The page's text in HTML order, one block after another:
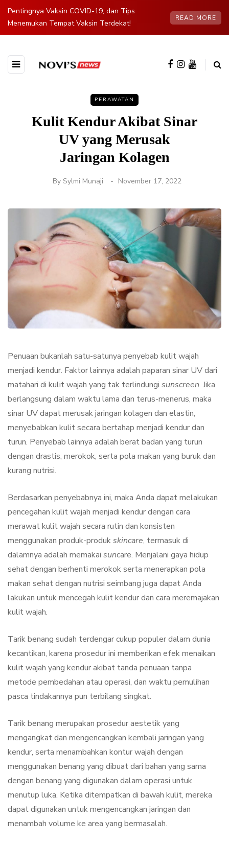
Pentingnya Vaksin COVID-19, dan Tips
Menemukan Tempat Vaksin Terdekat!
READ MORE
PERAWATAN
Kulit Kendur Akibat Sinar
UV yang Merusak
Jaringan Kolagen
By Sylmi Munaji November 17, 2022
Penuaan bukanlah satu-satunya penyebab kulit wajah
menjadi kendur. Faktor lainnya adalah paparan sinar UV dari
matahari di kulit wajah yang tak terlindungi sunscreen. Jika
berlangsung dalam waktu lama dan terus-menerus, maka
sinar UV dapat merusak jaringan kolagen dan elastin,
menyebabkan kulit secara bertahap menjadi kendur dan
turun. Penyebab lainnya adalah berat badan yang turun
dengan drastis, merokok, serta pola makan yang buruk dan
kurang nutrisi.
Berdasarkan penyebabnya ini, maka Anda dapat melakukan
pencegahan kulit wajah menjadi kendur dengan cara
merawat kulit wajah secara rutin dan konsisten
menggunakan produk-produkskincare, termasuk di
dalamnya adalah memakai suncare. Menjalani gaya hidup
sehat dengan berhenti merokok serta menerapkan pola
makan sehat dengan nutrisi seimbang juga dapat Anda
lakukan untuk mencegah kulit kendur dan cara meremajakan
kulit wajah.
Tarik benang sudah terdengar cukup populer dalam dunia
kecantikan, karena prosedur ini memberikan efek menaikan
kulit wajah yang kendur akibat tanda penuaan tanpa
metode pembedahan atau operasi, dan waktu pemulihan
pasca tindakannya pun terbilang singkat.
Tarik benang merupakan prosedur aestetik yang
mengangkat dan mengencangkan kembali jaringan yang
kendur, serta menambahkan kontur wajah dengan
menggunakan benang yang dibuat dari bahan yang sama
dengan benang yang digunakan dalam operasi untuk
menutup luka. Ketika ditempatkan di bawah kulit, mereka
dapat digunakan untuk mengencangkan jaringan dan
menambah volume ke area yang bermasalah.